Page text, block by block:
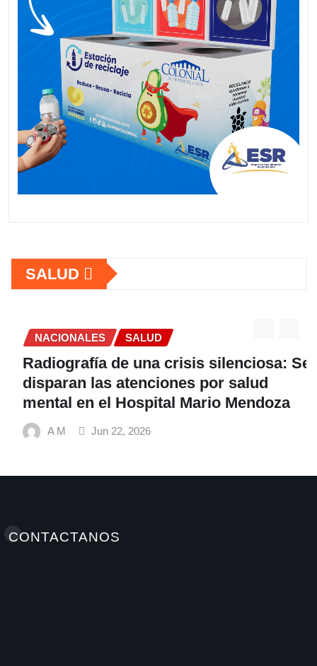
SALUD
NACIONALES SALUD
Radiografía de una crisis silenciosa: Se
disparan las atenciones por salud
mental en el Hospital Mario Mendoza
A M Jun 22, 2026
CONTACTANOS